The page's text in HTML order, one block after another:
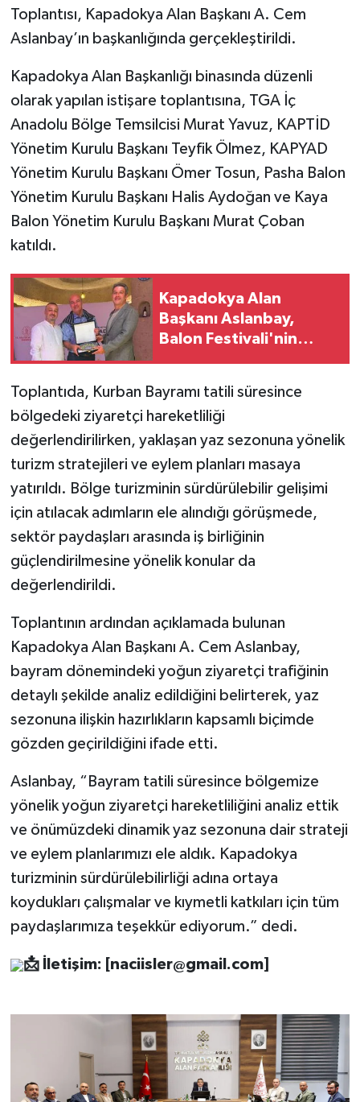
Toplantısı, Kapadokya Alan Başkanı A. Cem
Aslanbay’ın başkanlığında gerçekleştirildi.
Kapadokya Alan Başkanlığı binasında düzenli
olarak yapılan istişare toplantısına, TGA İç
Anadolu Bölge Temsilcisi Murat Yavuz, KAPTİD
Yönetim Kurulu Başkanı Teyfik Ölmez, KAPYAD
Yönetim Kurulu Başkanı Ömer Tosun, Pasha Balon
Yönetim Kurulu Başkanı Halis Aydoğan ve Kaya
Balon Yönetim Kurulu Başkanı Murat Çoban
katıldı.
Kapadokya Alan
Başkanı Aslanbay,
Balon Festivali'nin
Toplantıda, Kurban Bayramı tatili süresince
bölgedeki ziyaretçi hareketliliği
değerlendirilirken, yaklaşan yaz sezonuna yönelik
turizm stratejileri ve eylem planları masaya
yatırıldı. Bölge turizminin sürdürülebilir gelişimi
için atılacak adımların ele alındığı görüşmede,
sektör paydaşları arasında iş birliğinin
güçlendirilmesine yönelik konular da
değerlendirildi.
Toplantının ardından açıklamada bulunan
Kapadokya Alan Başkanı A. Cem Aslanbay,
bayram dönemindeki yoğun ziyaretçi trafiğinin
detaylı şekilde analiz edildiğini belirterek, yaz
sezonuna ilişkin hazırlıkların kapsamlı biçimde
gözden geçirildiğini ifade etti.
Aslanbay, “Bayram tatili süresince bölgemize
yönelik yoğun ziyaretçi hareketliliğini analiz ettik
ve önümüzdeki dinamik yaz sezonuna dair strateji
ve eylem planlarımızı ele aldık. Kapadokya
turizminin sürdürülebilirliği adına ortaya
koydukları çalışmalar ve kıymetli katkıları için tüm
paydaşlarımıza teşekkür ediyorum.” dedi.
📩İletişim: [ naciisler@gmail.com]